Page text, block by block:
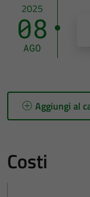
2025
08
AGO
Aggiungi al
Costi